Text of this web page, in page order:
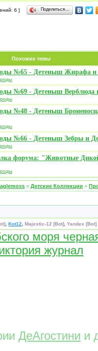
6 ] Поделиться…
Похожие темы
№65 - Детеныш Жирафа и
№69 - Детеныш Верблюда
№48 - Детеныш
№66 - Детеныш Зебры и
форума: "Животные
» Детские Коллекции »
Kot12 Majestic-12 [Bot] Yandex [Bot]
моря
журнал
ДеАгостини и